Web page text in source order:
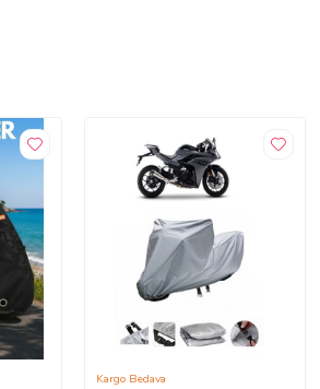
Kargo Bedava